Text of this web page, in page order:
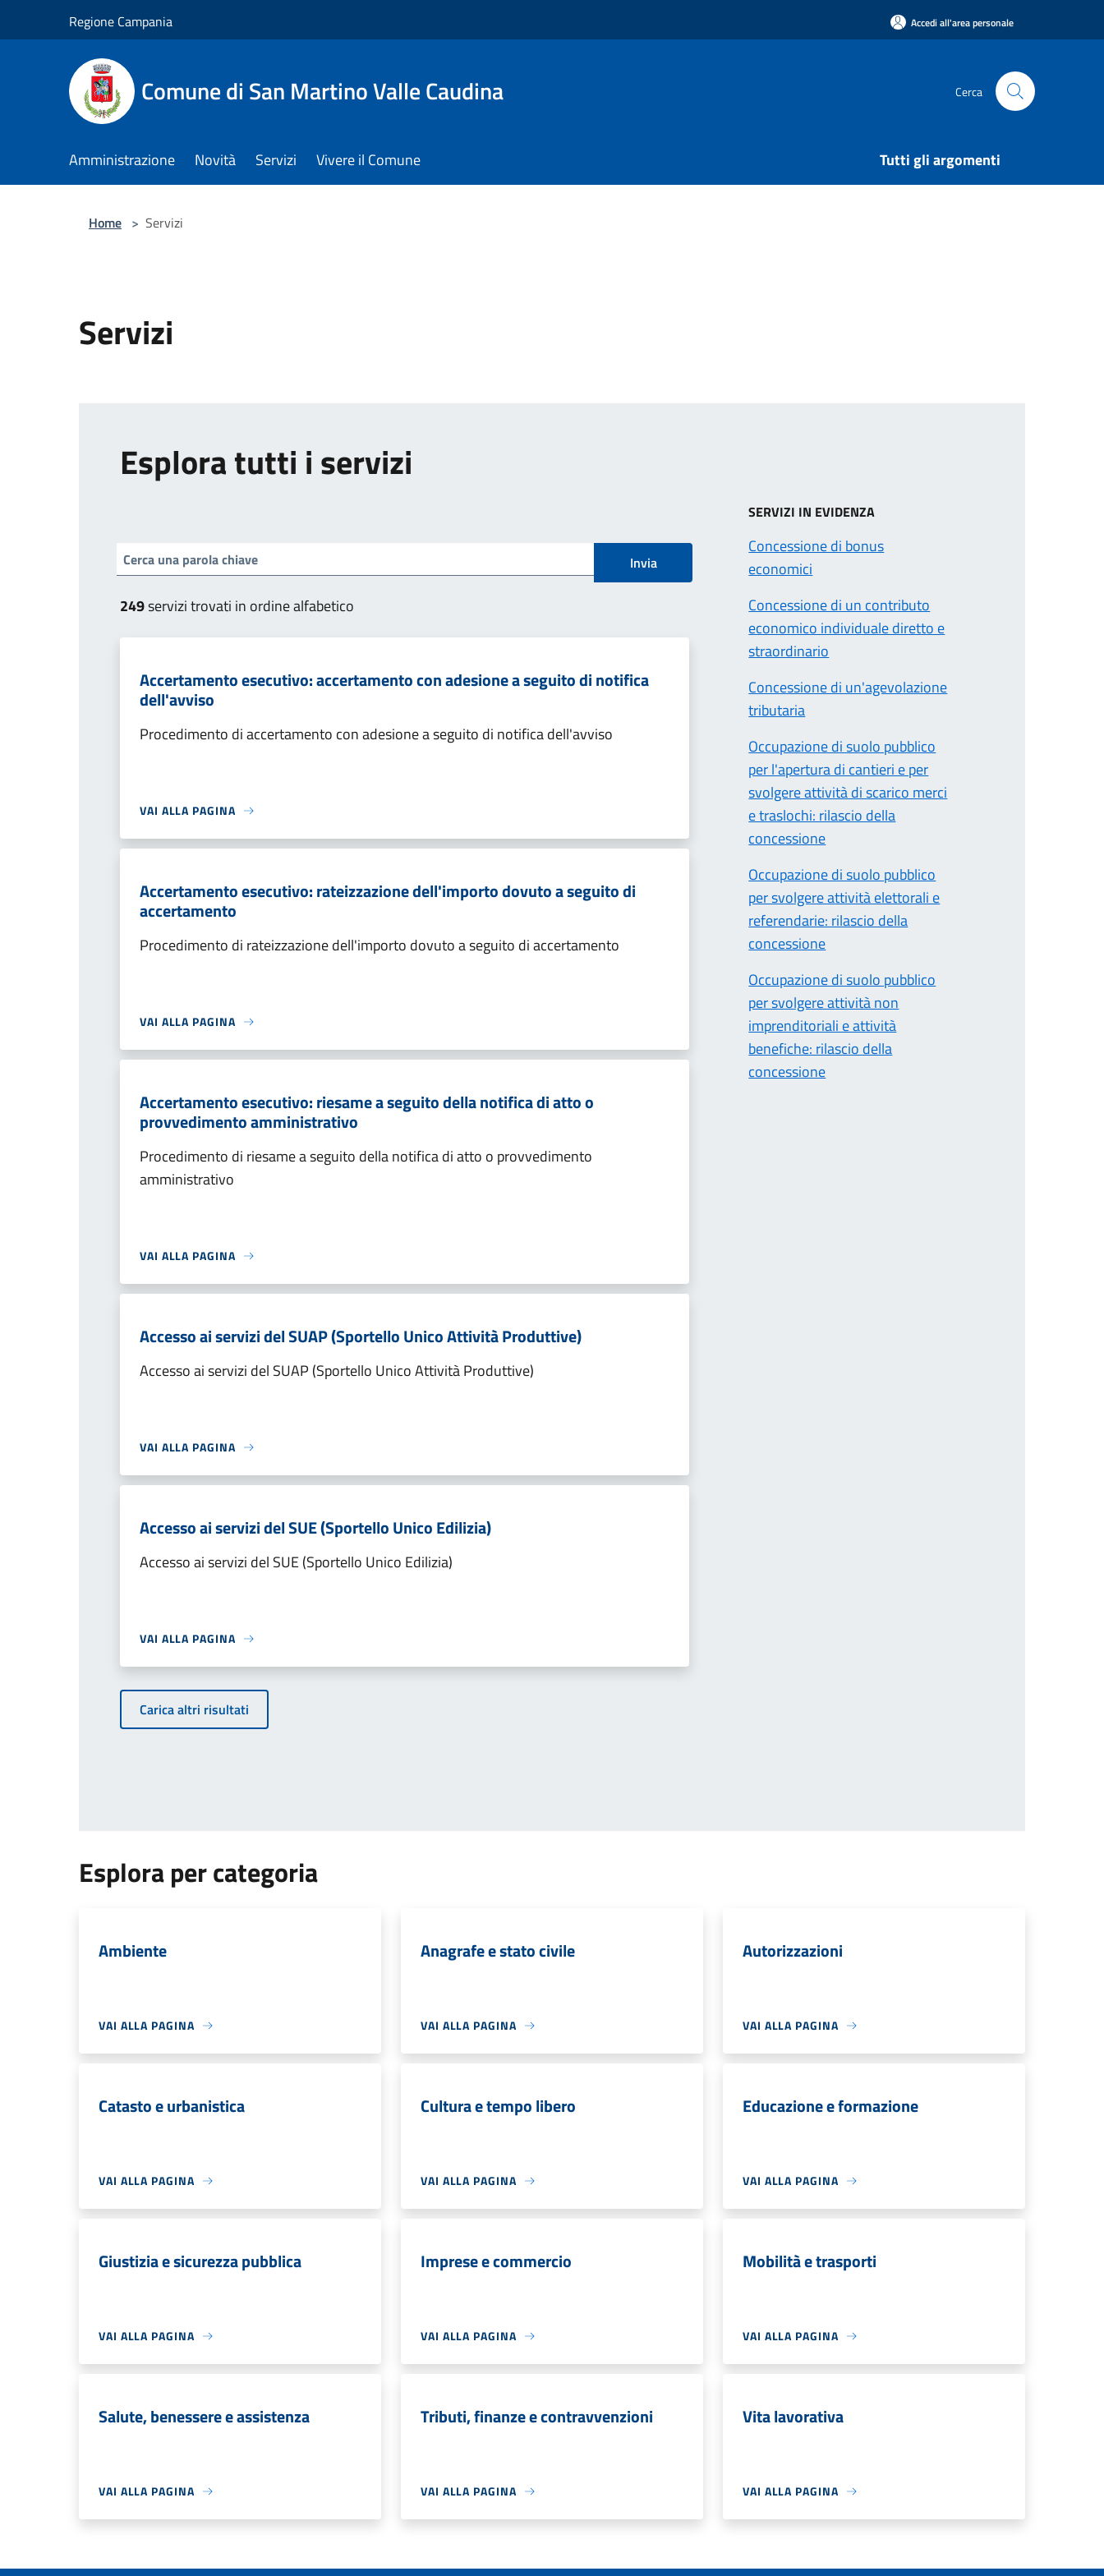
Regione Campania Accedi all'area personale
Comune di San Martino Valle Caudina Cerca
Amministrazione Novità Servizi Vivere il Comune Tutti gli argomenti
Home > Servizi
Servizi
Esplora tutti i servizi
Invia
249servizi trovati in ordine alfabetico
Accertamento esecutivo: accertamento con adesione a seguito di notifica
dell'avviso
Procedimento di accertamento con adesione a seguito di notifica dell'avviso
VAI ALLA PAGINA
Accertamento esecutivo: rateizzazione dell'importo dovuto a seguito di
accertamento
Procedimento di rateizzazione dell'importo dovuto a seguito di accertamento
VAI ALLA PAGINA
Accertamento esecutivo: riesame a seguito della notifica di atto o
provvedimento amministrativo
Procedimento di riesame a seguito della notifica di atto o provvedimento
amministrativo
VAI ALLA PAGINA
Accesso ai servizi del SUAP (Sportello Unico Attività Produttive)
Accesso ai servizi del SUAP (Sportello Unico Attività Produttive)
VAI ALLA PAGINA
Accesso ai servizi del SUE (Sportello Unico Edilizia)
Accesso ai servizi del SUE (Sportello Unico Edilizia)
VAI ALLA PAGINA
Carica altri risultati
SERVIZI IN EVIDENZA
Concessione di bonus
economici
Concessione di un contributo
economico individuale diretto e
straordinario
Concessione di un'agevolazione
tributaria
Occupazione di suolo pubblico
per l'apertura di cantieri e per
svolgere attività di scarico merci
e traslochi: rilascio della
concessione
Occupazione di suolo pubblico
per svolgere attività elettorali e
referendarie: rilascio della
concessione
Occupazione di suolo pubblico
per svolgere attività non
imprenditoriali e attività
benefiche: rilascio della
concessione
Esplora per categoria
Ambiente
VAI ALLA PAGINA
Anagrafe e stato civile
VAI ALLA PAGINA
Autorizzazioni
VAI ALLA PAGINA
Catasto e urbanistica
VAI ALLA PAGINA
Cultura e tempo libero
VAI ALLA PAGINA
Educazione e formazione
VAI ALLA PAGINA
Giustizia e sicurezza pubblica
VAI ALLA PAGINA
Imprese e commercio
VAI ALLA PAGINA
Mobilità e trasporti
VAI ALLA PAGINA
Salute, benessere e assistenza
VAI ALLA PAGINA
Tributi, finanze e contravvenzioni
VAI ALLA PAGINA
Vita lavorativa
VAI ALLA PAGINA